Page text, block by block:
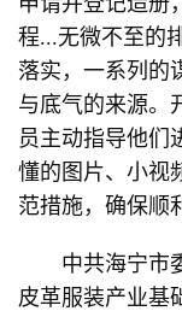
程...无微不至的
落实，一系列的
与底气的来源。
员主动指导他们
懂的图片、小视
范措施，确保顺
中共海宁市委
皮革服装产业基